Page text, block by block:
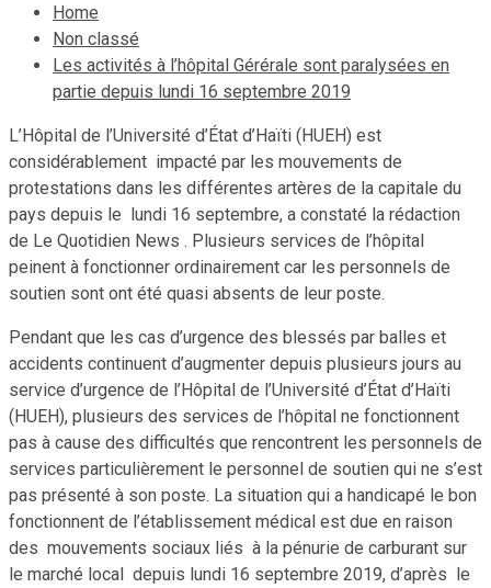
Home
Non classé
Les activités à l’hôpital Gérérale sont paralysées en
partie depuis lundi 16 septembre 2019
L’Hôpital de l’Université d’État d’Haïti (HUEH) est
considérablement impacté par les mouvements de
protestations dans les différentes artères de la capitale du
pays depuis le lundi 16 septembre, a constaté la rédaction
de Le Quotidien News . Plusieurs services de l’hôpital
peinent à fonctionner ordinairement car les personnels de
soutien sont ont été quasi absents de leur poste.
Pendant que les cas d’urgence des blessés par balles et
accidents continuent d’augmenter depuis plusieurs jours au
service d’urgence de l’Hôpital de l’Université d’État d’Haïti
(HUEH), plusieurs des services de l’hôpital ne fonctionnent
pas à cause des difficultés que rencontrent les personnels de
services particulièrement le personnel de soutien qui ne s’est
pas présenté à son poste. La situation qui a handicapé le bon
fonctionnent de l’établissement médical est due en raison
des mouvements sociaux liés à la pénurie de carburant sur
le marché local depuis lundi 16 septembre 2019, d’après le